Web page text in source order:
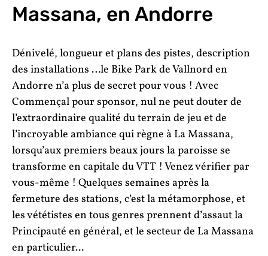
Massana, en Andorre
Dénivelé, longueur et plans des pistes, description
des installations …le Bike Park de Vallnord en
Andorre n’a plus de secret pour vous ! Avec
Commençal pour sponsor, nul ne peut douter de
l’extraordinaire qualité du terrain de jeu et de
l’incroyable ambiance qui règne à La Massana,
lorsqu’aux premiers beaux jours la paroisse se
transforme en capitale du VTT ! Venez vérifier par
vous-même ! Quelques semaines après la
fermeture des stations, c’est la métamorphose, et
les vététistes en tous genres prennent d’assaut la
Principauté en général, et le secteur de La Massana
en particulier...